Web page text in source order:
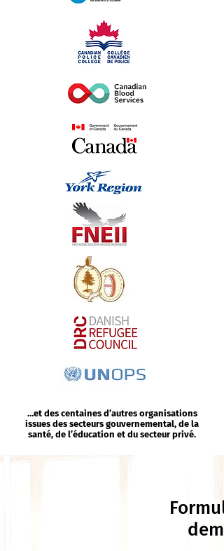
…et des centaines d’autres organisations
issues des secteurs gouvernemental, de la
santé, de l’éducation et du secteur privé.